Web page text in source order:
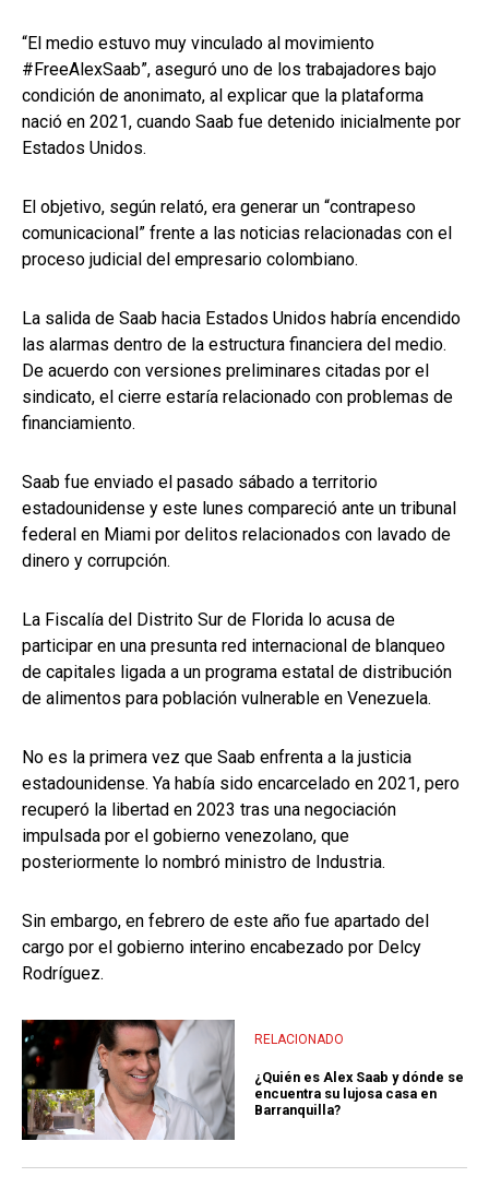
“El medio estuvo muy vinculado al movimiento
#FreeAlexSaab”, aseguró uno de los trabajadores bajo
condición de anonimato, al explicar que la plataforma
nació en 2021, cuando Saab fue detenido inicialmente por
Estados Unidos.
El objetivo, según relató, era generar un “contrapeso
comunicacional” frente a las noticias relacionadas con el
proceso judicial del empresario colombiano.
La salida de Saab hacia Estados Unidos habría encendido
las alarmas dentro de la estructura financiera del medio.
De acuerdo con versiones preliminares citadas por el
sindicato, el cierre estaría relacionado con problemas de
financiamiento.
Saab fue enviado el pasado sábado a territorio
estadounidense y este lunes compareció ante un tribunal
federal en Miami por delitos relacionados con lavado de
dinero y corrupción.
La Fiscalía del Distrito Sur de Florida lo acusa de
participar en una presunta red internacional de blanqueo
de capitales ligada a un programa estatal de distribución
de alimentos para población vulnerable en Venezuela.
No es la primera vez que Saab enfrenta a la justicia
estadounidense. Ya había sido encarcelado en 2021, pero
recuperó la libertad en 2023 tras una negociación
impulsada por el gobierno venezolano, que
posteriormente lo nombró ministro de Industria.
Sin embargo, en febrero de este año fue apartado del
cargo por el gobierno interino encabezado por Delcy
Rodríguez.
RELACIONADO
¿Quién es Alex Saab y dónde se
encuentra su lujosa casa en
Barranquilla?